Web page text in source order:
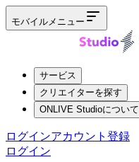
モバイルメニュー
サービス
クリエイターを探す
ONLIVE Studioについて
ログインアカウント登録
ログイン